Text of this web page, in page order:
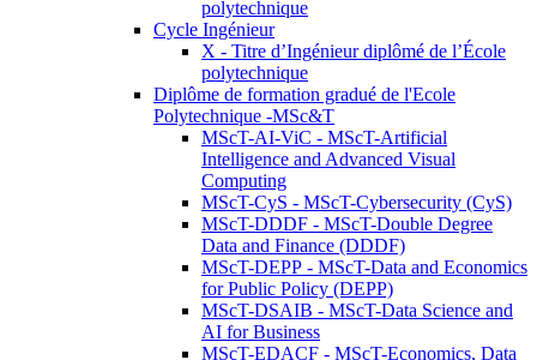
polytechnique
Cycle Ingénieur
X - Titre d’Ingénieur diplômé de l’École
polytechnique
Diplôme de formation gradué de l'Ecole
Polytechnique -MSc&T
MScT-AI-ViC - MScT-Artificial
Intelligence and Advanced Visual
Computing
MScT-CyS - MScT-Cybersecurity (CyS)
MScT-DDDF - MScT-Double Degree
Data and Finance (DDDF)
MScT-DEPP - MScT-Data and Economics
for Public Policy (DEPP)
MScT-DSAIB - MScT-Data Science and
AI for Business
MScT-EDACF - MScT-Economics, Data